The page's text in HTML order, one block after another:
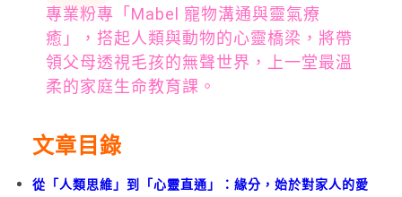
專業粉專「Mabel 寵物溝通與靈氣療
癒」，搭起人類與動物的心靈橋梁，將帶
領父母透視毛孩的無聲世界，上一堂最溫
柔的家庭生命教育課。
文章目錄
從「人類思維」到「心靈直通」：緣分，始於對家人的愛